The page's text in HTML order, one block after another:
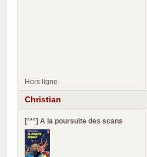
Hors ligne
Christian
[°*°] A la poursuite des scans